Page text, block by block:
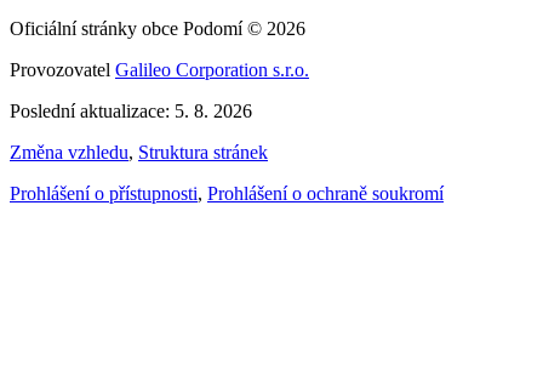
Oficiální stránky obce Podomí © 2026
Provozovatel Galileo Corporation s.r.o.
Poslední aktualizace: 5. 8. 2026
Změna vzhledu, Struktura stránek
Prohlášení o přístupnosti, Prohlášení o ochraně soukromí